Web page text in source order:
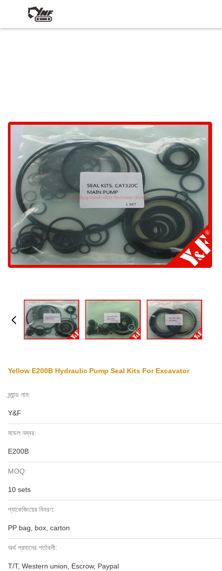
Yellow E200B Hydraulic Pump Seal Kits For Excavator
ব্র্যান্ড নাম:
Y&F
মডেল নম্বর:
E200B
MOQ:
10 sets
প্যাকেজিংয়ের বিবরণ:
PP bag, box, carton
অর্থ প্রদানের শর্তাবলী:
T/T, Western union, Escrow, Paypal